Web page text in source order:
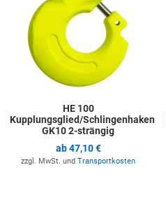
HE 100
Kupplungsglied/Schlingenhaken
GK10 2-strängig
ab47,10 €
zzgl. MwSt. und Transportkosten